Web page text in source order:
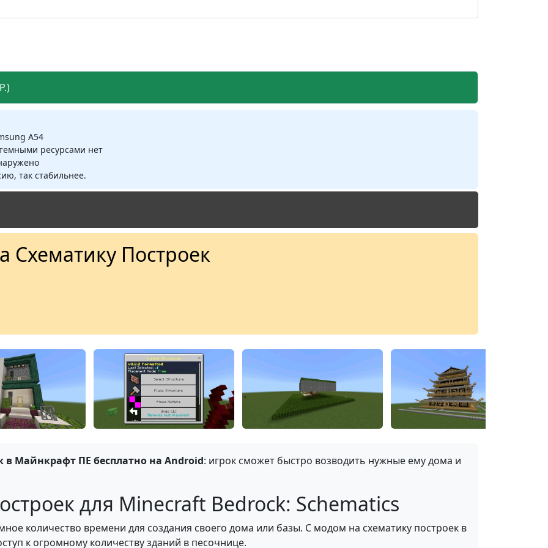
A54
ресурсами нет
так стабильнее.
Схематику Построек
Майнкрафт ПЕ бесплатно на Android: игрок сможет быстро возводить нужные ему дома и
для Minecraft Bedrock: Schematics
количество времени для создания своего дома или базы. С модом на схематику построек в
к огромному количеству зданий в песочнице.